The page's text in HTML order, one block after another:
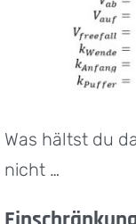
Was hältst du
nicht …